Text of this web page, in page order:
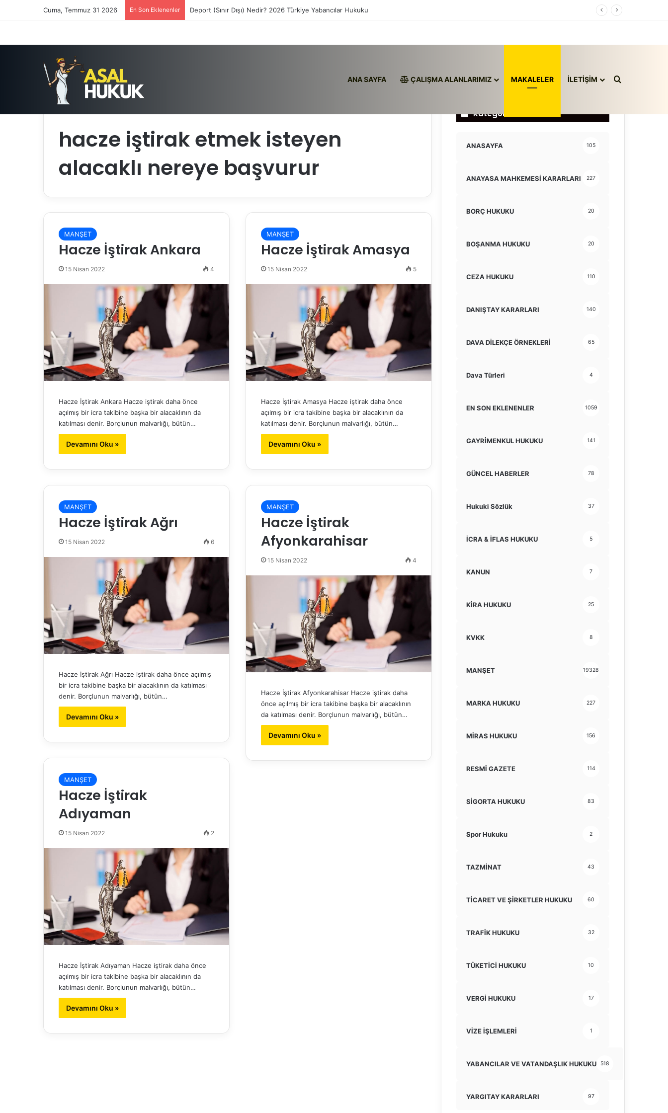
Cuma, Temmuz 31 2026 En Son Eklenenler Deport (Sınır Dışı) Nedir? 2026 Türkiye Yabancılar Hukuku
ANA SAYFA ÇALIŞMA ALANLARIMIZ MAKALELER İLETİŞİM Arama yap
hacze iştirak etmek isteyen
alacaklı nereye başvurur
MANŞET
Hacze İştirak Ankara
15 Nisan 2022 4
Hacze İştirak Ankara Hacze iştirak daha önce
açılmış bir icra takibine başka bir alacaklının da
katılması denir. Borçlunun malvarlığı, bütün…
Devamını Oku »
MANŞET
Hacze İştirak Amasya
15 Nisan 2022 5
Hacze İştirak Amasya Hacze iştirak daha önce
açılmış bir icra takibine başka bir alacaklının da
katılması denir. Borçlunun malvarlığı, bütün…
Devamını Oku »
MANŞET
Hacze İştirak Ağrı
15 Nisan 2022 6
Hacze İştirak Ağrı Hacze iştirak daha önce açılmış
bir icra takibine başka bir alacaklının da katılması
denir. Borçlunun malvarlığı, bütün…
Devamını Oku »
MANŞET
Hacze İştirak
Afyonkarahisar
15 Nisan 2022 4
Hacze İştirak Afyonkarahisar Hacze iştirak daha
önce açılmış bir icra takibine başka bir alacaklının
da katılması denir. Borçlunun malvarlığı, bütün…
Devamını Oku »
MANŞET
Hacze İştirak
Adıyaman
15 Nisan 2022 2
Hacze İştirak Adıyaman Hacze iştirak daha önce
açılmış bir icra takibine başka bir alacaklının da
katılması denir. Borçlunun malvarlığı, bütün…
Devamını Oku »
Kategoriler
ANASAYFA 105
ANAYASA MAHKEMESİ KARARLARI 227
BORÇ HUKUKU 20
BOŞANMA HUKUKU 20
CEZA HUKUKU 110
DANIŞTAY KARARLARI 140
DAVA DİLEKÇE ÖRNEKLERİ 65
Dava Türleri 4
EN SON EKLENENLER 1059
GAYRİMENKUL HUKUKU 141
GÜNCEL HABERLER 78
Hukuki Sözlük 37
İCRA & İFLAS HUKUKU 5
KANUN 7
KİRA HUKUKU 25
KVKK 8
MANŞET 19328
MARKA HUKUKU 227
MİRAS HUKUKU 156
RESMİ GAZETE 114
SİGORTA HUKUKU 83
Spor Hukuku 2
TAZMİNAT 43
TİCARET VE ŞİRKETLER HUKUKU 60
TRAFİK HUKUKU 32
TÜKETİCİ HUKUKU 10
VERGİ HUKUKU 17
VİZE İŞLEMLERİ 1
YABANCILAR VE VATANDAŞLIK HUKUKU 518
YARGITAY KARARLARI 97